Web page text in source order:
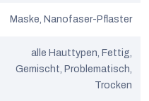
Maske, Nanofaser-Pflaster
alle Hauttypen, Fettig,
Gemischt, Problematisch,
Trocken